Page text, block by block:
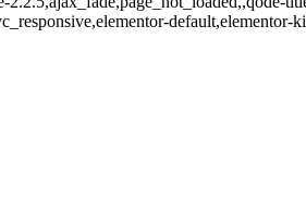
default,elementor-